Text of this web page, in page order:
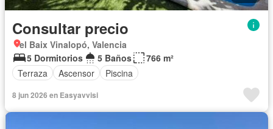
Consultar precio
el Baix Vinalopó, Valencia
5 Dormitorios
5 Baños
766 m²
Terraza
Ascensor Piscina
8 jun 2026 en Easyavvisi